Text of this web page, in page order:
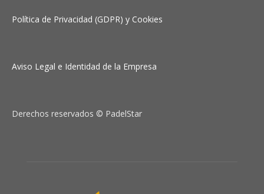
Política de Privacidad (GDPR) y Cookies
Aviso Legal e Identidad de la Empresa
Derechos reservados © PadelStar